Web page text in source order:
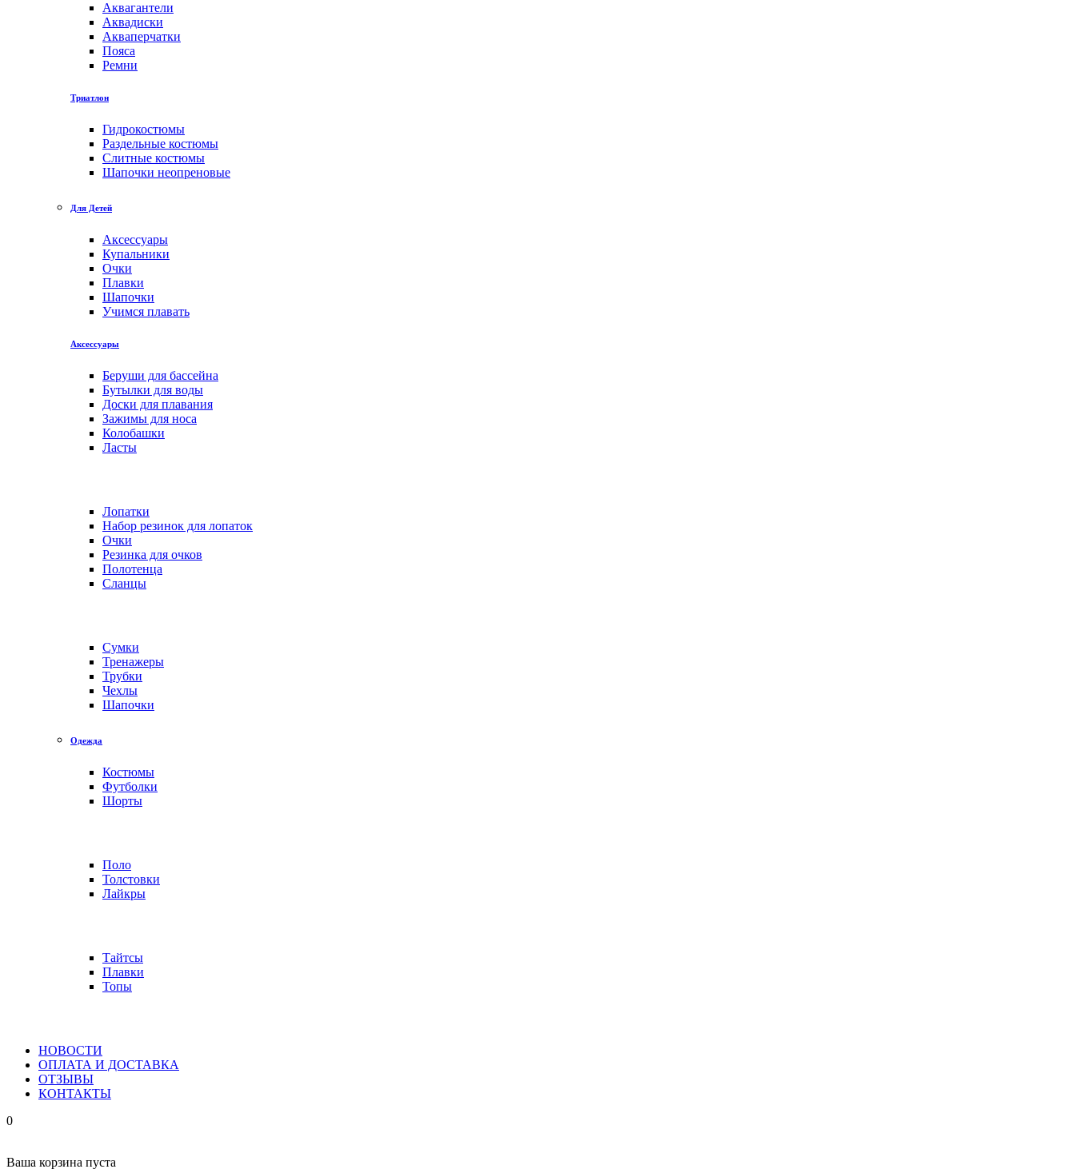
Аквагантели
Аквадиски
Акваперчатки
Пояса
Ремни
Триатлон
Гидрокостюмы
Раздельные костюмы
Слитные костюмы
Шапочки неопреновые
Для Детей
Аксессуары
Купальники
Очки
Плавки
Шапочки
Учимся плавать
Аксессуары
Беруши для бассейна
Бутылки для воды
Доски для плавания
Зажимы для носа
Колобашки
Ласты
Лопатки
Набор резинок для лопаток
Очки
Резинка для очков
Полотенца
Сланцы
Сумки
Тренажеры
Трубки
Чехлы
Шапочки
Одежда
Костюмы
Футболки
Шорты
Поло
Толстовки
Лайкры
Тайтсы
Плавки
Топы
НОВОСТИ
ОПЛАТА И ДОСТАВКА
ОТЗЫВЫ
КОНТАКТЫ
0
Ваша корзина пуста